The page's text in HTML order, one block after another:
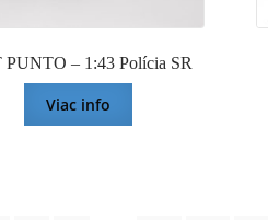
PUNTO – 1:43 Polícia SR
Viac info